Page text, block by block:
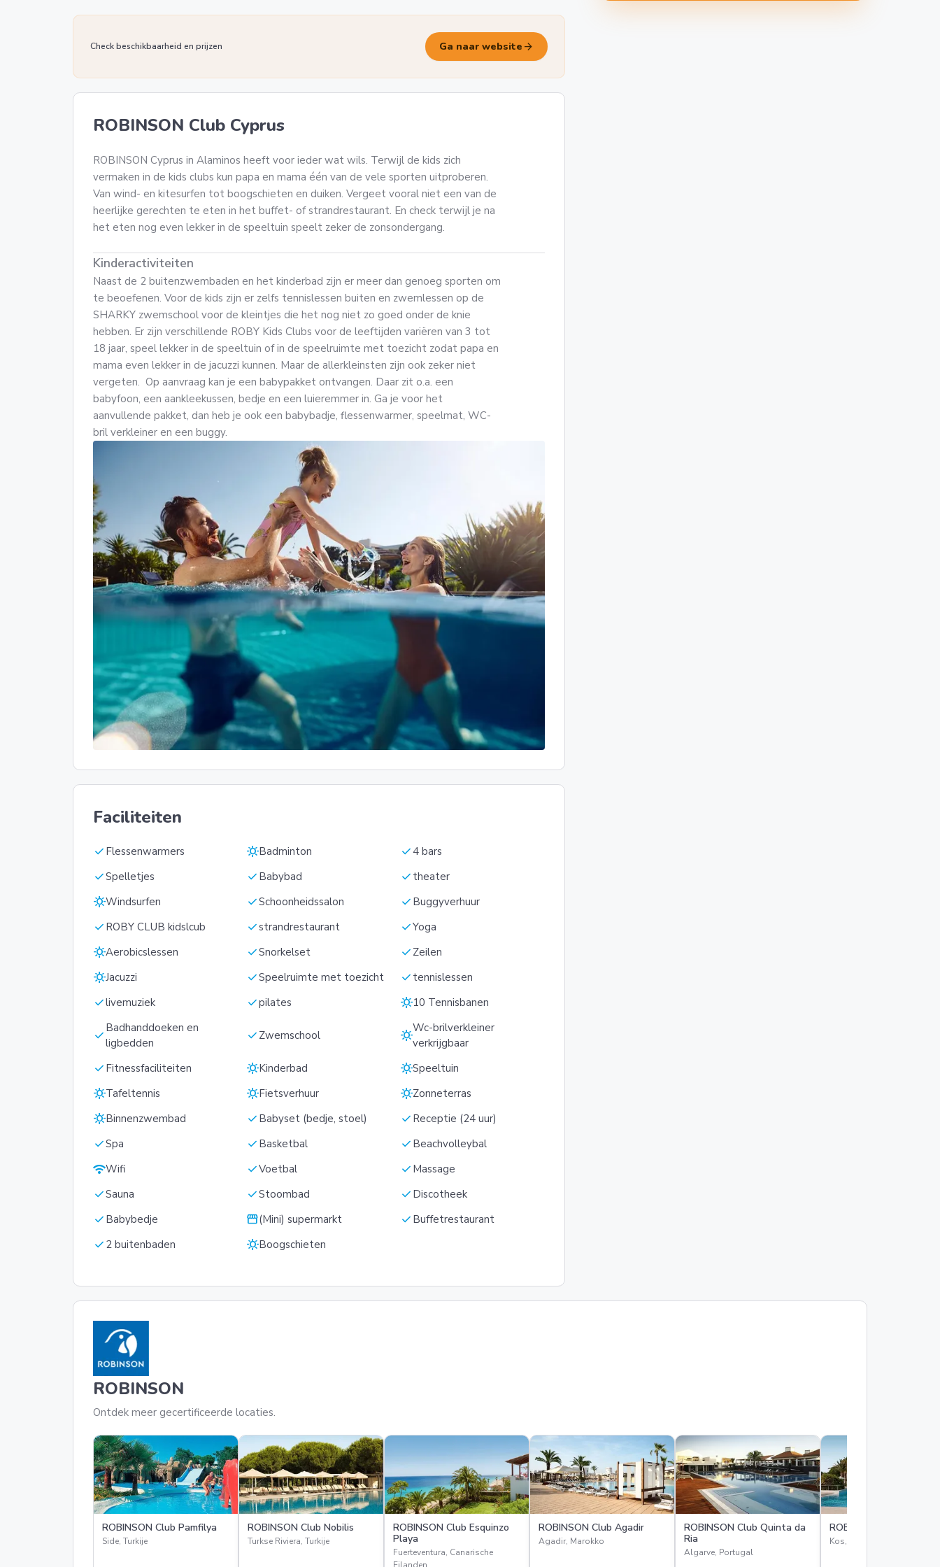
Check beschikbaarheid en prijzen Ga naar website arrow_forward
ROBINSON Club Cyprus
ROBINSON Cyprus in Alaminos heeft voor ieder wat wils. Terwijl de kids zich
vermaken in de kids clubs kun papa en mama één van de vele sporten uitproberen.
Van wind- en kitesurfen tot boogschieten en duiken. Vergeet vooral niet een van de
heerlijke gerechten te eten in het buffet- of strandrestaurant. En check terwijl je na
het eten nog even lekker in de speeltuin speelt zeker de zonsondergang.
Kinderactiviteiten
Naast de 2 buitenzwembaden en het kinderbad zijn er meer dan genoeg sporten om
te beoefenen. Voor de kids zijn er zelfs tennislessen buiten en zwemlessen op de
SHARKY zwemschool voor de kleintjes die het nog niet zo goed onder de knie
hebben. Er zijn verschillende ROBY Kids Clubs voor de leeftijden variëren van 3 tot
18 jaar, speel lekker in de speeltuin of in de speelruimte met toezicht zodat papa en
mama even lekker in de jacuzzi kunnen. Maar de allerkleinsten zijn ook zeker niet
vergeten. Op aanvraag kan je een babypakket ontvangen. Daar zit o.a. een
babyfoon, een aankleekussen, bedje en een luieremmer in. Ga je voor het
aanvullende pakket, dan heb je ook een babybadje, flessenwarmer, speelmat, WC-
bril verkleiner en een buggy.
Faciliteiten
check Flessenwarmers sunnyBadminton check4 bars
checkSpelletjes check Babybad check theater
sunnyWindsurfen checkSchoonheidssalon check Buggyverhuur
check ROBY CLUB kidslcub checkstrandrestaurant checkYoga
sunnyAerobicslessen checkSnorkelset check Zeilen
sunnyJacuzzi checkSpeelruimte met toezicht check tennislessen
checklivemuziek checkpilates sunny10 Tennisbanen
check Badhanddoeken en
ligbedden
check Zwemschool sunnyWc-brilverkleiner
verkrijgbaar
check Fitnessfaciliteiten sunnyKinderbad sunnySpeeltuin
sunnyTafeltennis sunnyFietsverhuur sunnyZonneterras
sunnyBinnenzwembad check Babyset (bedje, stoel) check Receptie (24 uur)
checkSpa check Basketbal check Beachvolleybal
wifiWifi checkVoetbal check Massage
checkSauna checkStoombad check Discotheek
check Babybedje storefront(Mini) supermarkt check Buffetrestaurant
check 2 buitenbaden sunnyBoogschieten
ROBINSON
Ontdek meer gecertificeerde locaties.
ROBINSON Club Pamfilya
Side, Turkije
ROBINSON Club Nobilis
Turkse Riviera, Turkije
ROBINSON Club Esquinzo
Playa
Fuerteventura, Canarische
ROBINSON Club Agadir
Agadir, Marokko
ROBINSON Club Quinta da
Ria
Algarve, Portugal
ROBINSON Club
Kos, Griekenland